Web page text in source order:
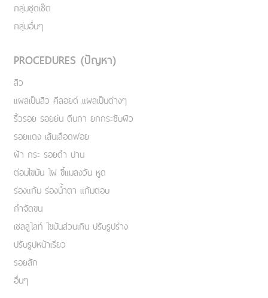
กลุ่มชุดเซ็ต
กลุ่มอื่นๆ
PROCEDURES (ปัญหา)
สิว
แผลเป็นสิว คีลอยด์ แผลเป็นต่างๆ
ริ้วรอย รอยย่น ตีนกา ยกกระชับผิว
รอยแดง เส้นเลือดฟอย
ฝ้า กระ รอยดำ ปาน
ต่อมไขมัน ไฝ ขี้แมลงวัน หูด
ร่องแก้ม ร่องน้ำตา แก้มตอบ
กำจัดขน
เชลลูไลท์ ไขมันส่วนเกิน ปรับรูปร่าง
ปรับรูปหน้าเรียว
รอยสัก
อื่นๆ